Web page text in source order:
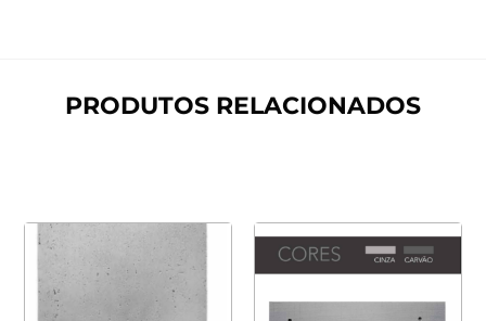
PRODUTOS RELACIONADOS